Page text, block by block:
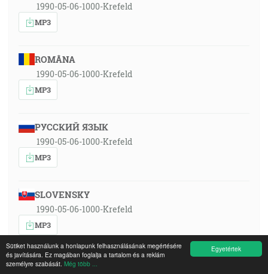
Egyetértek
Sütiket használunk a honlapunk felhasználásának megértésére
és javítására. Ez magában foglalja a tartalom és a reklám
személyre szabását. Még több ...
1990-05-06-1000-Krefeld
MP3
ROMÂNA
1990-05-06-1000-Krefeld
MP3
РУССКИЙ ЯЗЫК
1990-05-06-1000-Krefeld
MP3
SLOVENSKY
1990-05-06-1000-Krefeld
MP3